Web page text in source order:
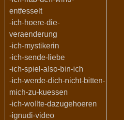
entfesselt
-ich-hoere-die-
veraenderung
-ich-mystikerin
-ich-sende-liebe
-ich-spiel-also-bin-ich
-ich-werde-dich-nicht-bitten-
mich-zu-kuessen
-ich-wollte-dazugehoeren
-ignudi-video